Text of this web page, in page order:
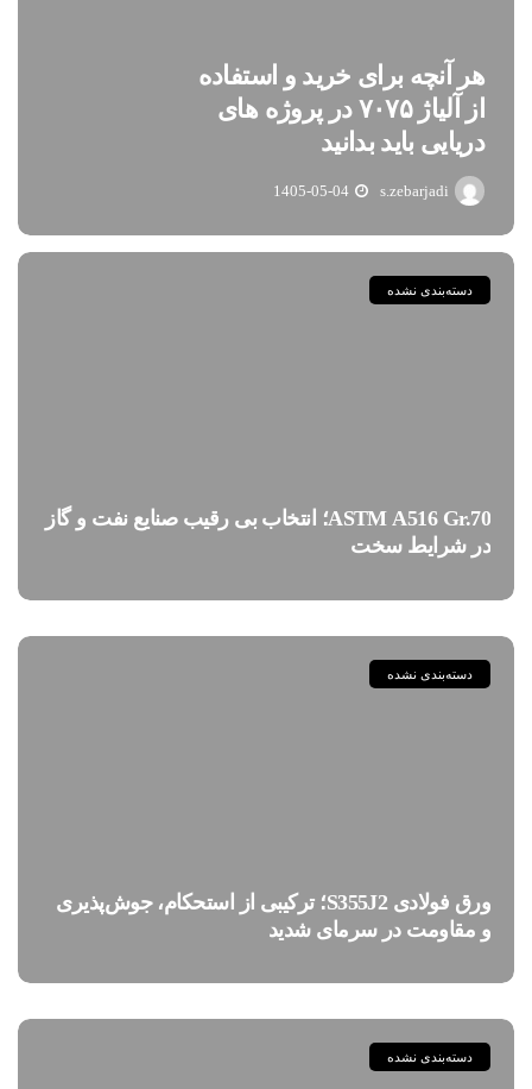
هر آنچه برای خرید و استفاده
از آلیاژ ۷۰۷۵ در پروژه های
دریایی باید بدانید
s.zebarjadi
1405-05-04
دسته‌بندی نشده
ASTM A516 Gr.70؛ انتخاب بی رقیب صنایع نفت و گاز
در شرایط سخت
دسته‌بندی نشده
ورق فولادی S355J2؛ ترکیبی از استحکام، جوش‌پذیری
و مقاومت در سرمای شدید
دسته‌بندی نشده